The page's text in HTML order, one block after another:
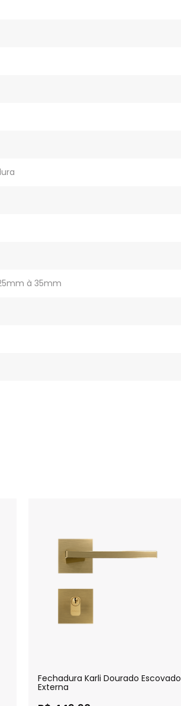
à 35mm
Fechadura Karli Dourado Escovado
Externa